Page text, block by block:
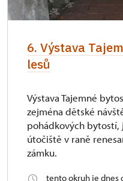
6. Výstava
lesů
Výstava Tajemné
zejména dětské
pohádkových bytostí,
útočiště v raně
zámku.
tento okruh je dnes